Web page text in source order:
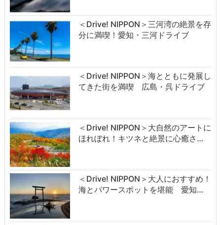
＜Drive! NIPPON＞三河湾の絶景を存
分に満喫！愛知・三河ドライブ
＜Drive! NIPPON＞海とともに発展し
てきた街を満喫 広島・呉ドライブ
＜Drive! NIPPON＞大自然のアートに
ほれぼれ！キツネと絶景に心癒さ…
＜Drive! NIPPON＞大人におすすめ！
海とパワースポットを堪能 愛知…